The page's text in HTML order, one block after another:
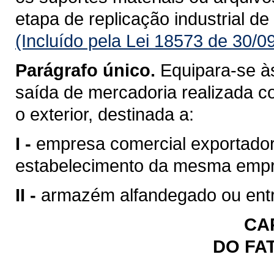
etapa de replicação industrial
(Incluído pela Lei 18573 de 30/
Parágrafo único. Equipara-se
saída de mercadoria realizada
o exterior, destinada a:
I - empresa comercial
estabelecimento da mesma
II - armazém alfandegado ou
DO